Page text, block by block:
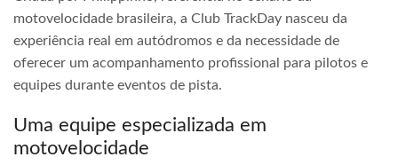
motovelocidade brasileira, a Club TrackDay nasceu da
experiência real em autódromos e da necessidade de
oferecer um acompanhamento profissional para pilotos e
equipes durante eventos de pista.
Uma equipe especializada em
motovelocidade